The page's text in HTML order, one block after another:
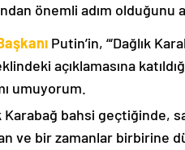
önemli adım olduğunu
Putin’in, “‘Dağlık
açıklamasına
umuyorum.
Karabağ bahsi geçtiğinde,
ve bir zamanlar birbirine